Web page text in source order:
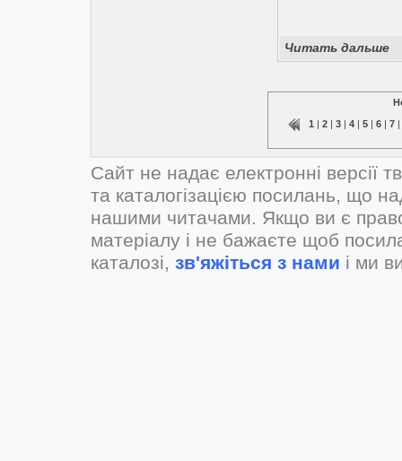
Читать дальше
1 | 2 | 3 | 4 | 5 | 6 | 7 |
Сайт не надає електронні версії
та каталогізацією посилань, що
нашими читачами. Якщо ви є
матеріалу і не бажаєте щоб
каталозі, зв'яжіться з нами і ми